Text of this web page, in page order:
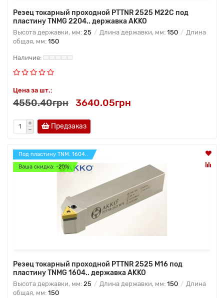
Резец токарный проходной PTTNR 2525 M22C под
пластину TNMG 2204.. державка AKKO
Высота державки, мм: 25 Длина державки, мм: 150
Длина
общая, мм: 150
Цена за шт.:
4550.40грн 3640.05грн
Предзаказ
Под пластину TNM. 1604..
Ваша скидка: -20%
Резец токарный проходной PTTNR 2525 M16 под
пластину TNMG 1604.. державка AKKO
Высота державки, мм: 25 Длина державки, мм: 150
Длина
общая, мм: 150